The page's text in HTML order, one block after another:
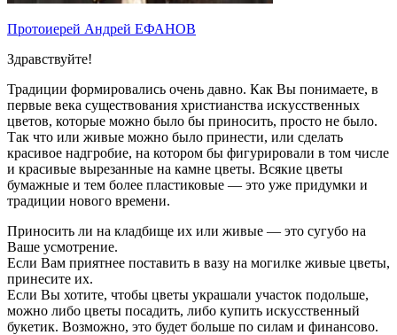
Протоиерей Андрей ЕФАНОВ
Здравствуйте!
Традиции формировались очень давно. Как Вы понимаете, в
первые века существования христианства искусственных
цветов, которые можно было бы приносить, просто не было.
Так что или живые можно было принести, или сделать
красивое надгробие, на котором бы фигурировали в том числе
и красивые вырезанные на камне цветы. Всякие цветы
бумажные и тем более пластиковые — это уже придумки и
традиции нового времени.
Приносить ли на кладбище их или живые — это сугубо на
Ваше усмотрение.
Если Вам приятнее поставить в вазу на могилке живые цветы,
принесите их.
Если Вы хотите, чтобы цветы украшали участок подольше,
можно либо цветы посадить, либо купить искусственный
букетик. Возможно, это будет больше по силам и финансово.